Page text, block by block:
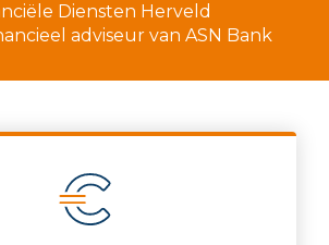
Diensten Herveld
adviseur van ASN Bank